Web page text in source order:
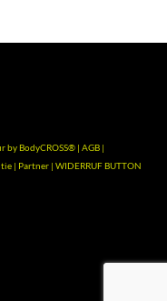
by BodyCROSS® | AGB |
| Partner | WIDERRUF BUTTON